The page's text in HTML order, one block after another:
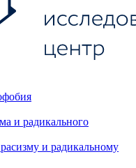
и радикального
и радикальному